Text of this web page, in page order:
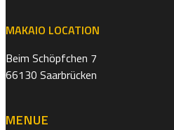
MAKAIO LOCATION
Beim Schöpfchen 7
66130 Saarbrücken
MENUE